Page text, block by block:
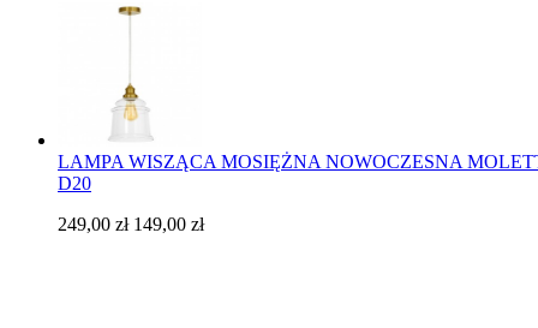
LAMPA WISZĄCA MOSIĘŻNA NOWOCZESNA
D20
249,00 zł 149,00 zł